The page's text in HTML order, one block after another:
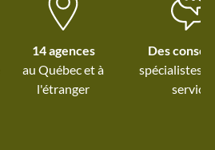
14 agences
au Québec età
l'étranger
Des
spécialistes
service